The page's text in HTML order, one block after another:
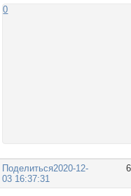
0
Поделиться2020-12-
03 16:37:31